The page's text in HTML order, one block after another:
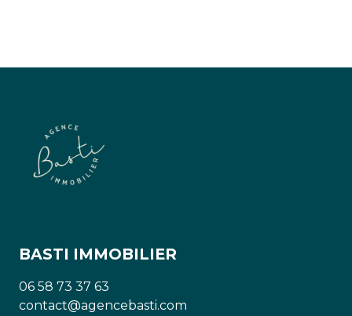
BASTI IMMOBILIER
06 58 73 37 63
contact@agencebasti.com